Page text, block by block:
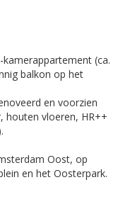
(ca.
balkon op het
en voorzien
houten vloeren, HR++
Oost, op
en het Oosterpark.